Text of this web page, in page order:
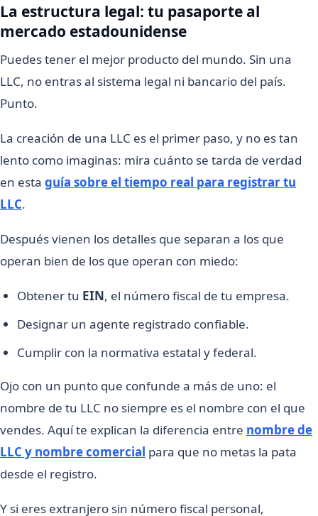
La estructura legal: tu pasaporte al
mercado estadounidense
Puedes tener el mejor producto del mundo. Sin una
LLC, no entras al sistema legal ni bancario del país.
Punto.
La creación de una LLC es el primer paso, y no es tan
lento como imaginas: mira cuánto se tarda de verdad
en esta guía sobre el tiempo real para registrar tu
LLC.
Después vienen los detalles que separan a los que
operan bien de los que operan con miedo:
Obtener tu EIN, el número fiscal de tu empresa.
Designar un agente registrado confiable.
Cumplir con la normativa estatal y federal.
Ojo con un punto que confunde a más de uno: el
nombre de tu LLC no siempre es el nombre con el que
vendes. Aquí te explican la diferencia entre nombre de
LLC y nombre comercial para que no metas la pata
desde el registro.
Y si eres extranjero sin número fiscal personal,